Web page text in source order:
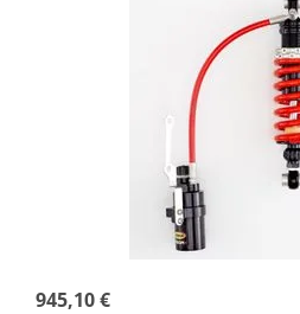
945,10 €